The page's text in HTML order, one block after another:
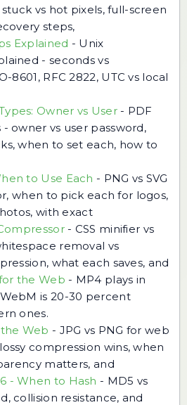
vs hot pixels, full-screen
steps,
Explained - Unix
- seconds vs
8601, RFC 2822, UTC vs local
Owner vs User- PDF
owner vs user password,
when to set each, how to
to Use Each - PNG vs SVG
when to pick each for logos,
with exact
- CSS minifier vs
removal vs
what each saves, and
the Web - MP4 plays in
is 20-30 percent
ones.
the Web - JPG vs PNG for web
compression wins, when
matters, and
- When to Hash - MD5 vs
collision resistance, and